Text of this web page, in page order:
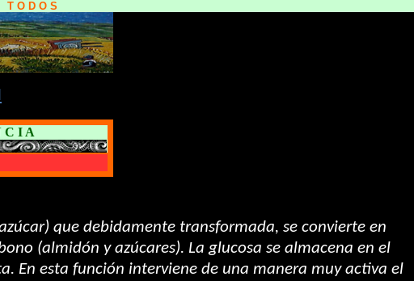
O D O S
C I A
que debidamente transformada, se convierte en
(almidón y azúcares). La glucosa se almacena en el
En esta función interviene de una manera muy activa el